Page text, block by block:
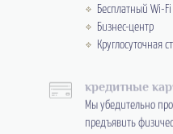
Бесплатный Wi-Fi
Бизнес-центр
Круглосуточная
кредитные
Мы убедительно
предъявить